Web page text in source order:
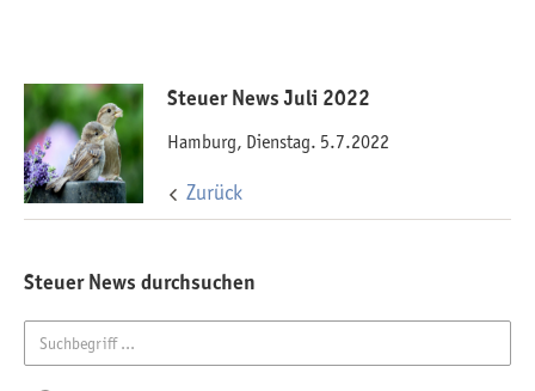
Steuer News Juli 2022
Hamburg, Dienstag. 5.7.2022
Zurück
Steuer News durchsuchen